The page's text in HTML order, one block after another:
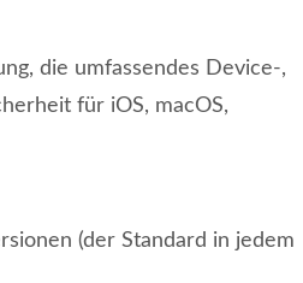
die umfassendes Device-,
für iOS, macOS,
(der Standard in jedem